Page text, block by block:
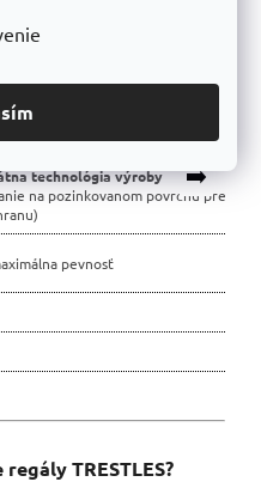
➡️
škodlivých látok
technológia výroby
na pozinkovanom povrchu pre
pevnosť
TRESTLES?